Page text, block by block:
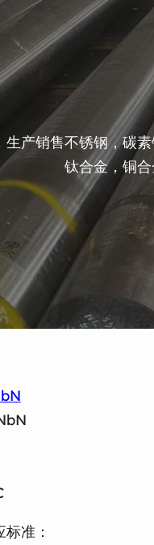
产销售不锈钢，碳
钛合金，铜合
标准：